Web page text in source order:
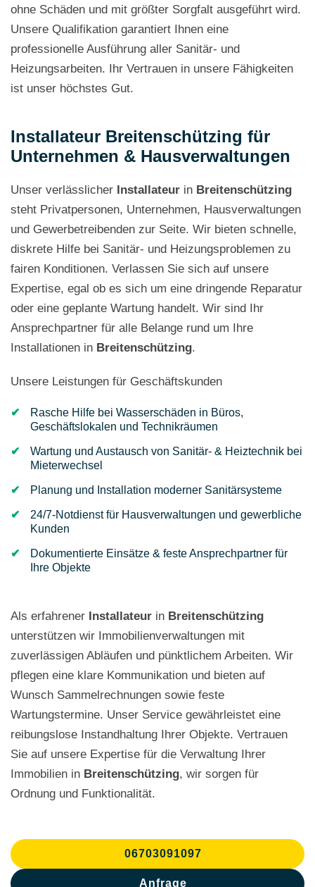
ohne Schäden und mit größter Sorgfalt ausgeführt wird.
Unsere Qualifikation garantiert Ihnen eine
professionelle Ausführung aller Sanitär- und
Heizungsarbeiten. Ihr Vertrauen in unsere Fähigkeiten
ist unser höchstes Gut.
Installateur Breitenschützing für
Unternehmen & Hausverwaltungen
Unser verlässlicher Installateur in Breitenschützing
steht Privatpersonen, Unternehmen, Hausverwaltungen
und Gewerbetreibenden zur Seite. Wir bieten schnelle,
diskrete Hilfe bei Sanitär- und Heizungsproblemen zu
fairen Konditionen. Verlassen Sie sich auf unsere
Expertise, egal ob es sich um eine dringende Reparatur
oder eine geplante Wartung handelt. Wir sind Ihr
Ansprechpartner für alle Belange rund um Ihre
Installationen in Breitenschützing.
Unsere Leistungen für Geschäftskunden
Rasche Hilfe bei Wasserschäden in Büros,
Geschäftslokalen und Technikräumen
Wartung und Austausch von Sanitär- & Heiztechnik bei
Mieterwechsel
Planung und Installation moderner Sanitärsysteme
24/7-Notdienst für Hausverwaltungen und gewerbliche
Kunden
Dokumentierte Einsätze & feste Ansprechpartner für
Ihre Objekte
Als erfahrener Installateur in Breitenschützing
unterstützen wir Immobilienverwaltungen mit
zuverlässigen Abläufen und pünktlichem Arbeiten. Wir
pflegen eine klare Kommunikation und bieten auf
Wunsch Sammelrechnungen sowie feste
Wartungstermine. Unser Service gewährleistet eine
reibungslose Instandhaltung Ihrer Objekte. Vertrauen
Sie auf unsere Expertise für die Verwaltung Ihrer
Immobilien in Breitenschützing, wir sorgen für
Ordnung und Funktionalität.
06703091097
Anfrage